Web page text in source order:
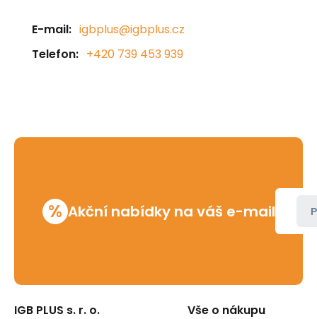
E-mail: igbplus@igbplus.cz
Telefon: +420 739 453 939
% Akční nabídky na váš e-mail
IGB PLUS s. r. o. Vše o nákupu